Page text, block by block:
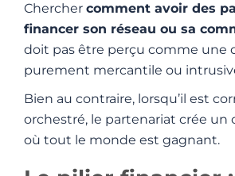
Chercher comment avoir des
financer son réseau ou sa
doit pas être perçu comme une
purement mercantile ou
Bien au contraire, lorsqu’il est
orchestré, le partenariat crée un
où tout le monde est gagnant.